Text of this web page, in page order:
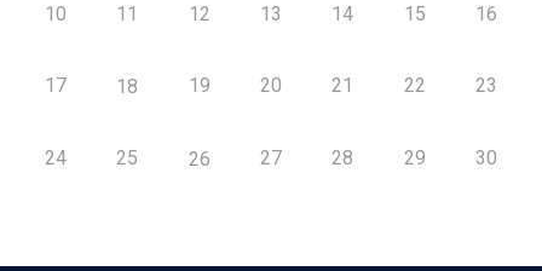
10 11 12 13 14 15 16
17 18 19 20 21 22 23
24 25 26 27 28 29 30